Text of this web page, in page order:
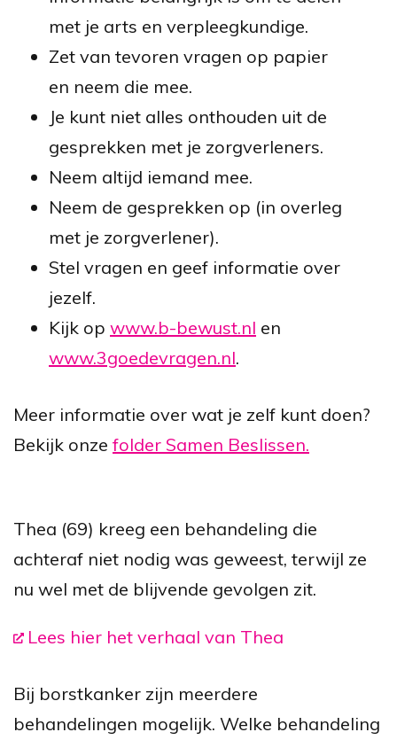
met je arts en verpleegkundige.
Zet van tevoren vragen op papier
en neem die mee.
Je kunt niet alles onthouden uit de
gesprekken met je zorgverleners.
Neem altijd iemand mee.
Neem de gesprekken op (in overleg
met je zorgverlener).
Stel vragen en geef informatie over
jezelf.
Kijk op www.b-bewust.nl en
www.3goedevragen.nl.
Meer informatie over wat je zelf kunt doen?
Bekijk onze folder Samen Beslissen.
Thea (69) kreeg een behandeling die
achteraf niet nodig was geweest, terwijl ze
nu wel met de blijvende gevolgen zit.
Lees hier het verhaal van Thea
Bij borstkanker zijn meerdere
behandelingen mogelijk. Welke behandeling